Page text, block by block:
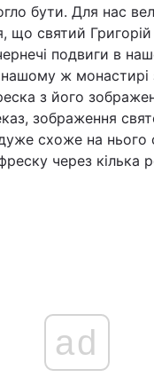
бути. Для нас
що святий
подвиги в
нашому ж монастирі
з його
зображення
схоже на нього
через кілька
ad